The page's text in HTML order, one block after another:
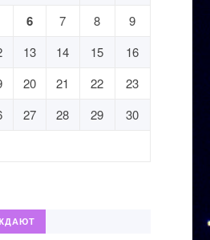
6 7 8
9
13 14 15
16
20 21 22
23
27 28 29
30